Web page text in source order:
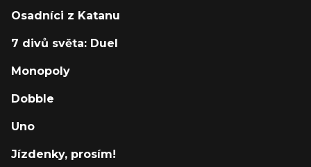
Osadníci z Katanu
7 divů světa: Duel
Monopoly
Dobble
Uno
Jízdenky, prosím!